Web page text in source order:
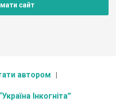
сайт
автором
Інкогніта”